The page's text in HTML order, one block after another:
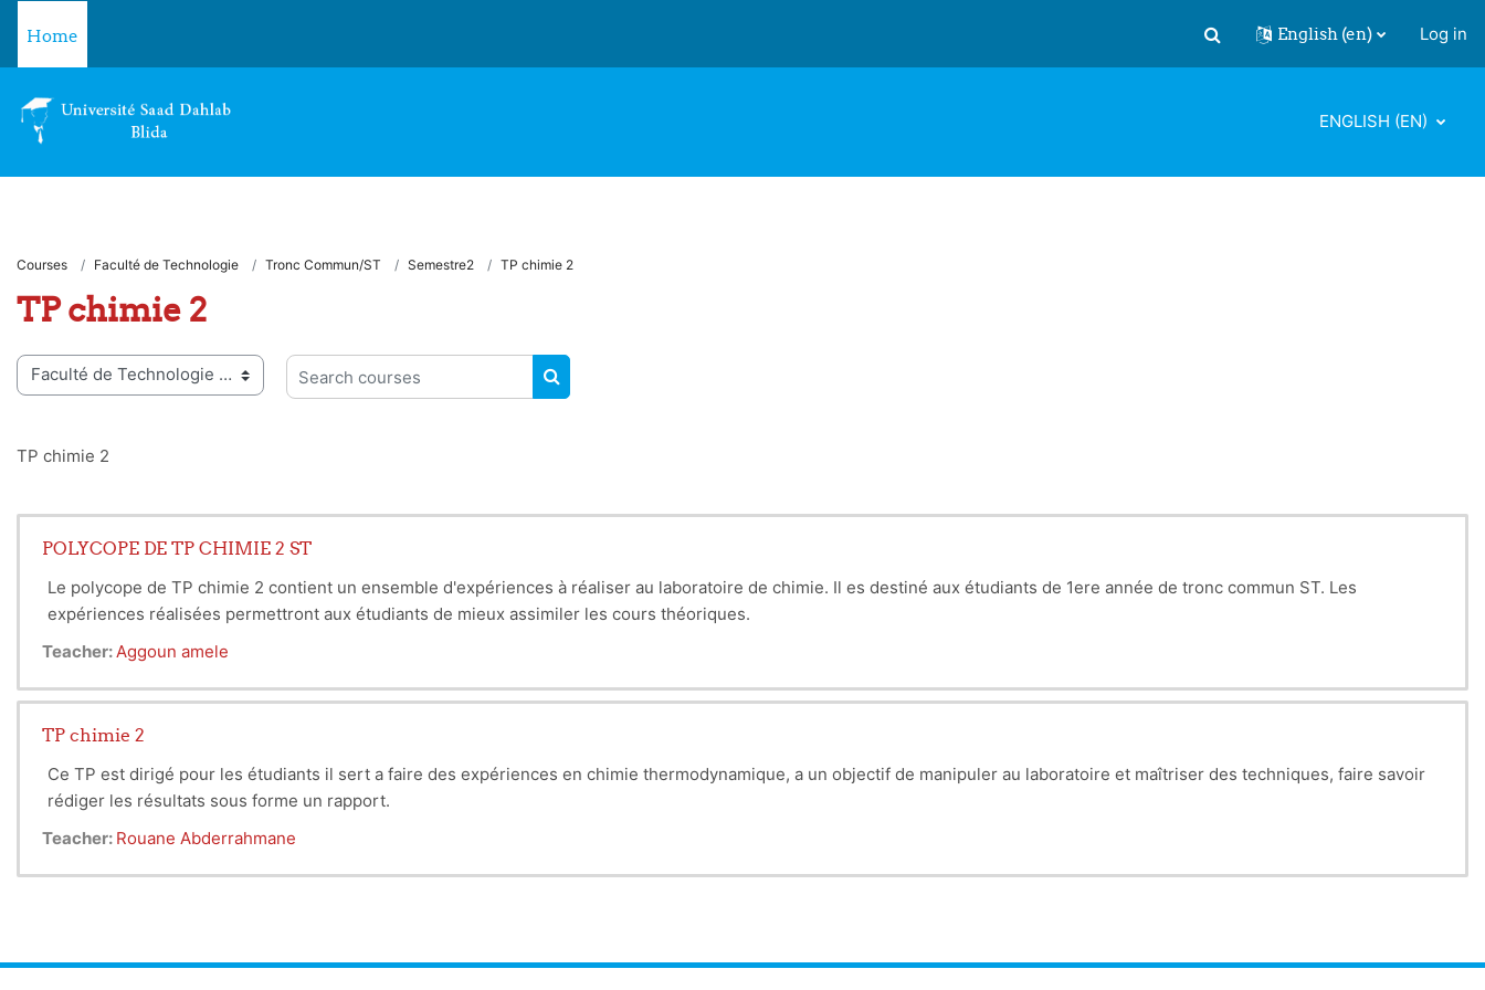
Home
Toggle search input
English ‎(en)‎ Log in
ENGLISH ‎(EN)‎
Courses Faculté de Technologie Tronc Commun/ST Semestre2 TP chimie 2
TP chimie 2
Search courses
SEARCH COURSES
TP chimie 2
POLYCOPE DE TP CHIMIE 2 ST
Le polycope de TP chimie 2 contient un ensemble d'expériences à réaliser au laboratoire de chimie. Il es destiné aux étudiants de 1ere année de tronc commun ST. Les
expériences réalisées permettront aux étudiants de mieux assimiler les cours théoriques.
Teacher:Aggoun amele
TP chimie 2
Ce TP est dirigé pour les étudiants il sert a faire des expériences en chimie thermodynamique, a un objectif de manipuler au laboratoire et maîtriser des techniques, faire savoir
rédiger les résultats sous forme un rapport.
Teacher: Rouane Abderrahmane